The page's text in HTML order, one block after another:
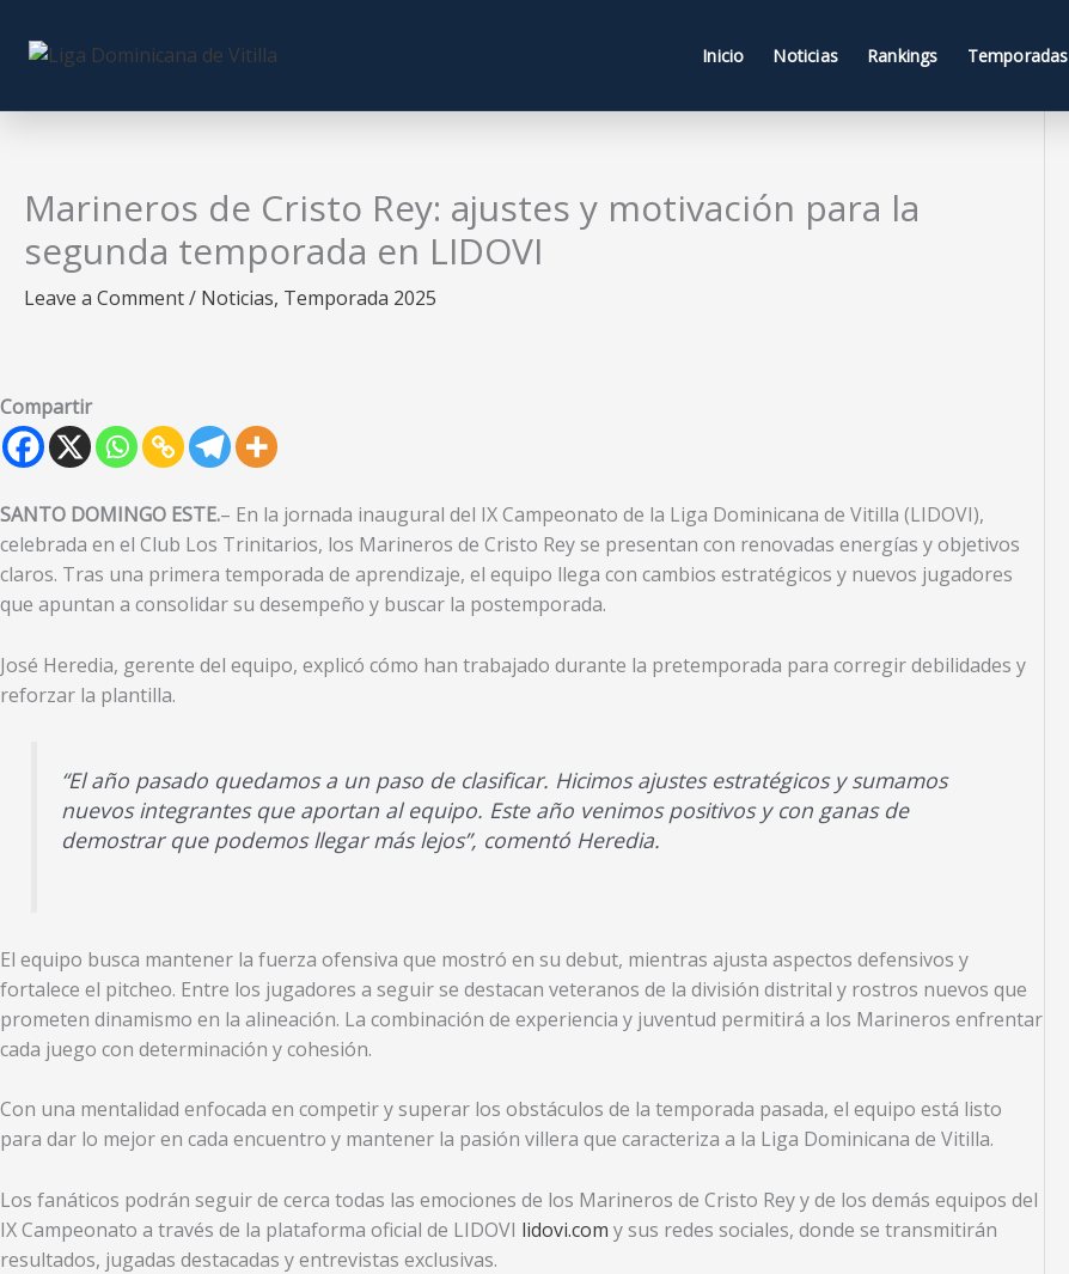
Inicio Noticias Rankings Temporadas
Marineros de Cristo Rey: ajustes y motivación para la
segunda temporada en LIDOVI
Leave a Comment/ Noticias, Temporada 2025
Compartir
SANTO DOMINGO ESTE.– En la jornada inaugural del IX Campeonato de la Liga Dominicana de Vitilla (LIDOVI),
celebrada en el Club Los Trinitarios, los Marineros de Cristo Rey se presentan con renovadas energías y objetivos
claros. Tras una primera temporada de aprendizaje, el equipo llega con cambios estratégicos y nuevos jugadores
que apuntan a consolidar su desempeño y buscar la postemporada.
José Heredia, gerente del equipo, explicó cómo han trabajado durante la pretemporada para corregir debilidades y
reforzar la plantilla.
“El año pasado quedamos a un paso de clasificar. Hicimos ajustes estratégicos y sumamos
nuevos integrantes que aportan al equipo. Este año venimos positivos y con ganas de
demostrar que podemos llegar más lejos”, comentó Heredia.
El equipo busca mantener la fuerza ofensiva que mostró en su debut, mientras ajusta aspectos defensivos y
fortalece el pitcheo. Entre los jugadores a seguir se destacan veteranos de la división distrital y rostros nuevos que
prometen dinamismo en la alineación. La combinación de experiencia y juventud permitirá a los Marineros enfrentar
cada juego con determinación y cohesión.
Con una mentalidad enfocada en competir y superar los obstáculos de la temporada pasada, el equipo está listo
para dar lo mejor en cada encuentro y mantener la pasión villera que caracteriza a la Liga Dominicana de Vitilla.
Los fanáticos podrán seguir de cerca todas las emociones de los Marineros de Cristo Rey y de los demás equipos del
IX Campeonato a través de la plataforma oficial de LIDOVI lidovi.com y sus redes sociales, donde se transmitirán
resultados, jugadas destacadas y entrevistas exclusivas.